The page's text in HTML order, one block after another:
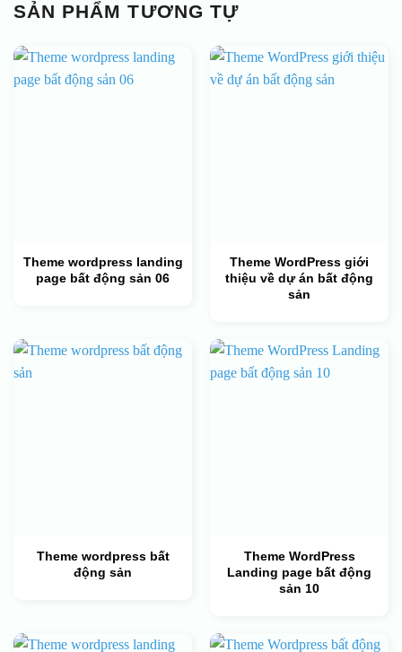
SẢN PHẨM TƯƠNG TỰ
Theme wordpress landing
page bất động sản 06
Theme WordPress giới
thiệu về dự án bất động
sản
Theme wordpress bất
động sản
Theme WordPress
Landing page bất động
sản 10